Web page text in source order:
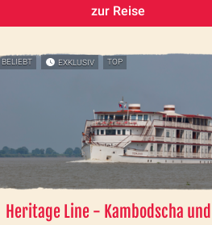
zur Reise
BELIEBT EXKLUSIV TOP
Heritage Line - Kambodscha und